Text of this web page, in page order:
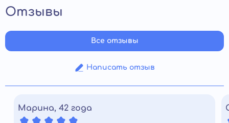
Отзывы
Написать отзыв
Все отзывы
Марина, 42 года